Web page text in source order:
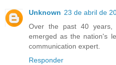
Unknown 23 de abril de
Over the past 40 years,
emerged as the nation's
communication expert.
Responder